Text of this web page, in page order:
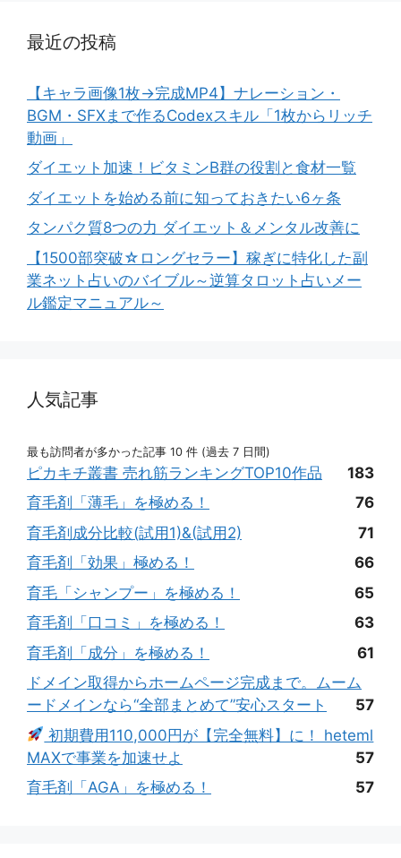
最近の投稿
【キャラ画像1枚→完成MP4】ナレーション・
BGM・SFXまで作るCodexスキル「1枚からリッチ
動画」
ダイエット加速！ビタミンB群の役割と食材一覧
ダイエットを始める前に知っておきたい6ヶ条
タンパク質8つの力 ダイエット＆メンタル改善に
【1500部突破☆ロングセラー】稼ぎに特化した副
業ネット占いのバイブル～逆算タロット占いメー
ル鑑定マニュアル～
人気記事
最も訪問者が多かった記事 10 件 (過去 7 日間)
ピカキチ叢書 売れ筋ランキングTOP10作品
183
育毛剤「薄毛」を極める！
76
育毛剤成分比較(試用1)&(試用2)
71
育毛剤「効果」極める！
66
育毛「シャンプー」を極める！
65
育毛剤「口コミ」を極める！
63
育毛剤「成分」を極める！
61
ドメイン取得からホームページ完成まで。ムーム
ードメインなら“全部まとめて”安心スタート
57
初期費用110,000円が【完全無料】に！ heteml
MAXで事業を加速せよ
57
育毛剤「AGA」を極める！
57